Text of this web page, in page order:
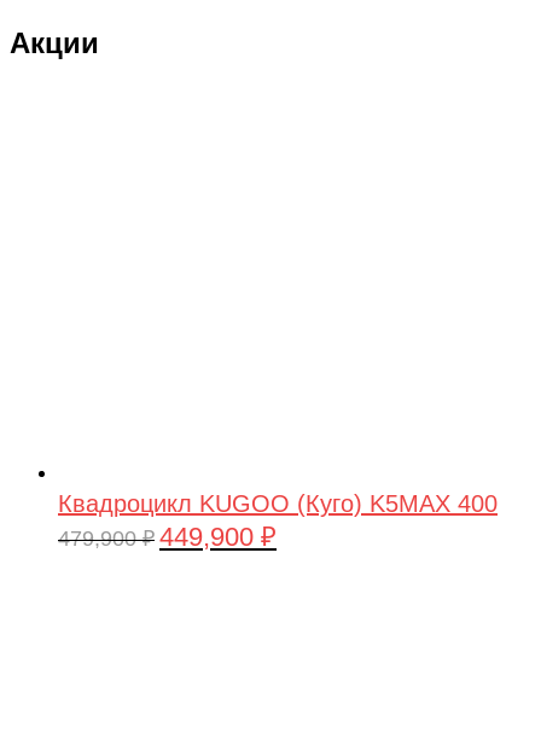
Акции
Квадроцикл KUGOO (Куго) K5MAX 400
479,900₽ Первоначальная
449,900 ₽